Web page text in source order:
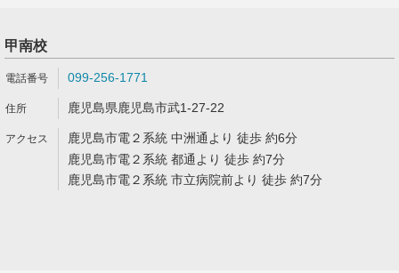
甲南校
099-256-1771
鹿児島県鹿児島市武1-27-22
鹿児島市電２系統 中洲通より 徒歩 約6分
鹿児島市電２系統 都通より 徒歩 約7分
鹿児島市電２系統 市立病院前より 徒歩 約7分